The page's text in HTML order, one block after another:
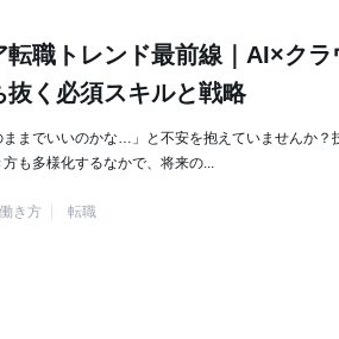
転職トレンド最前線｜AI×クラ
抜く必須スキルと戦略
ままでいいのかな…」と不安を抱えていませんか？
も多様化するなかで、将来の...
働き方
転職